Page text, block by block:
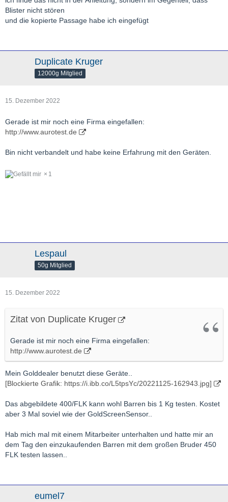
Blister nicht stören
und die kopierte Passage habe ich eingefügt
Duplicate Kruger
12000g Mitglied
15. Dezember 2022
Gerade ist mir noch eine Firma eingefallen:
http://www.aurotest.de
Bin nicht verbandelt und habe keine Erfahrung mit den Geräten.
1
Lespaul
50g Mitglied
15. Dezember 2022
Zitat von Duplicate Kruger
Gerade ist mir noch eine Firma eingefallen:
http://www.aurotest.de
Mein Golddealer benutzt diese Geräte..
[Blockierte Grafik: https://i.ibb.co/L5tpsYc/20221125-162943.jpg]
Das abgebildete 400/FLK kann wohl Barren bis 1 Kg testen. Kostet
aber 3 Mal soviel wie der GoldScreenSensor..
Hab mich mal mit einem Mitarbeiter unterhalten und hatte mir an
dem Tag den einzukaufenden Barren mit dem großen Bruder 450
FLK testen lassen..
eumel7